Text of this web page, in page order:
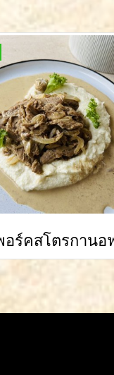
อร์คสโตรกานอ